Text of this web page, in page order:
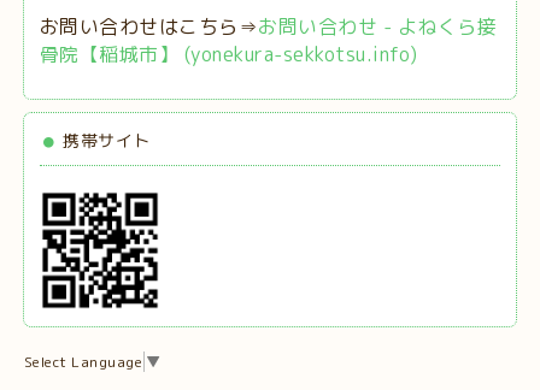
お問い合わせはこちら⇒お問い合わせ - よねくら接
骨院【稲城市】 (yonekura-sekkotsu.info)
携帯サイト
Select Language ▼